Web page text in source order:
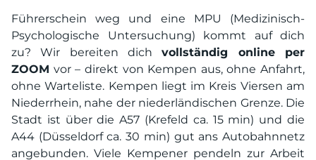
Führerschein weg und eine MPU (Medizinisch-
Psychologische Untersuchung) kommt auf dich
zu? Wir bereiten dichvollständig online per
ZOOM vor – direkt von Kempen aus, ohne Anfahrt,
ohne Warteliste. Kempen liegt im Kreis Viersen am
Niederrhein, nahe der niederländischen Grenze. Die
Stadt ist über die A57 (Krefeld ca. 15 min) und die
A44 (Düsseldorf ca. 30 min) gut ans Autobahnnetz
angebunden. Viele Kempener pendeln zur Arbeit